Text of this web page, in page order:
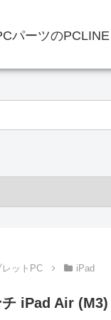
パーツのPCLINE
レットPC iPad
iPad Air (M3)